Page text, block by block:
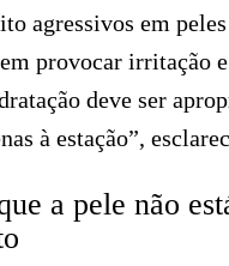
agressivos em
provocar irritação
deve ser
à estação”,
a pele não